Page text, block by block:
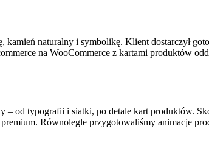
naturalny i symbolikę. Klient dostarczył
na WooCommerce z kartami produktów
od typografii i siatki, po detale kart produktów.
Równolegle przygotowaliśmy animacje